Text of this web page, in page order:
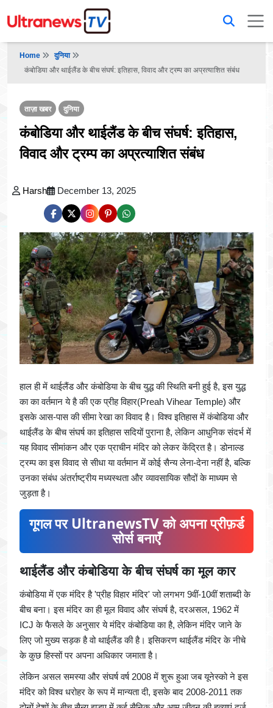
Home
दुनिया
कंबोडिया और थाईलैंड के बीच संघर्ष: इतिहास, विवाद और ट्रम्प का अप्रत्याशित संबंध
ताज़ा खबर दुनिया
कंबोडिया और थाईलैंड के बीच संघर्ष: इतिहास,
विवाद और ट्रम्प का अप्रत्याशित संबंध
Harsh December 13, 2025
हाल ही में थाईलैंड और कंबोडिया के बीच युद्ध की स्थिति बनी हुई है, इस युद्ध
का का वर्तमान ये है की एक प्रीह विहार(Preah Vihear Temple) और
इसके आस-पास की सीमा रेखा का विवाद है। विश्व इतिहास में कंबोडिया और
थाईलैंड के बीच संघर्ष का इतिहास सदियों पुराना है, लेकिन आधुनिक संदर्भ में
यह विवाद सीमांकन और एक प्राचीन मंदिर को लेकर केंद्रित है। डोनाल्ड
ट्रम्प का इस विवाद से सीधा या वर्तमान में कोई सैन्य लेना-देना नहीं है, बल्कि
उनका संबंध अंतर्राष्ट्रीय मध्यस्थता और व्यावसायिक सौदों के माध्यम से
जुड़ता है।
गूगल पर UltranewsTV को अपना प्रीफ़र्ड
सोर्स बनाएँ
थाईलैंड और कंबोडिया के बीच संघर्ष का मूल कार
कंबोडिया में एक मंदिर है 'प्रीह विहार मंदिर' जो लगभग 9वीं-10वीं शताब्दी के
बीच बना। इस मंदिर का ही मूल विवाद और संघर्ष है, दरअसल, 1962 में
ICJ के फैसले के अनुसार ये मंदिर कंबोडिया का है, लेकिन मंदिर जाने के
लिए जो मुख्य सड़क है वो थाईलैंड की है। इसिकरण थाईलैंड मंदिर के नीचे
के कुछ हिस्सों पर अपना अधिकार जमाता है।
लेकिन असल समस्या और संघर्ष वर्ष 2008 में शुरू हुआ जब यूनेस्को ने इस
मंदिर को विश्व धरोहर के रूप में मान्यता दी, इसके बाद 2008-2011 तक